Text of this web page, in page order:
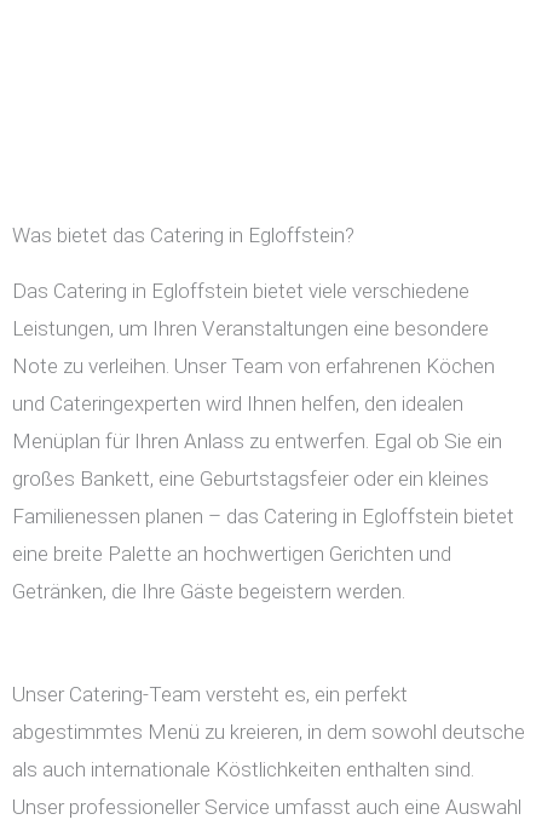
Was bietet das Catering in Egloffstein?
Das Catering in Egloffstein bietet viele verschiedene
Leistungen, um Ihren Veranstaltungen eine besondere
Note zu verleihen. Unser Team von erfahrenen Köchen
und Cateringexperten wird Ihnen helfen, den idealen
Menüplan für Ihren Anlass zu entwerfen. Egal ob Sie ein
großes Bankett, eine Geburtstagsfeier oder ein kleines
Familienessen planen – das Catering in Egloffstein bietet
eine breite Palette an hochwertigen Gerichten und
Getränken, die Ihre Gäste begeistern werden.
Unser Catering-Team versteht es, ein perfekt
abgestimmtes Menü zu kreieren, in dem sowohl deutsche
als auch internationale Köstlichkeiten enthalten sind.
Unser professioneller Service umfasst auch eine Auswahl